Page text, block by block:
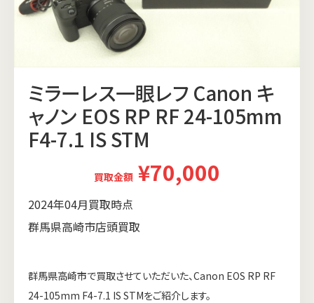
ミラーレス一眼レフ Canon キ
ャノン EOS RP RF 24-105mm
F4-7.1 IS STM
買取金額 ¥70,000
2024年04月買取時点
群馬県高崎市店頭買取
群馬県高崎市で買取させていただいた、Canon EOS RP RF
24-105mm F4-7.1 IS STMをご紹介します。